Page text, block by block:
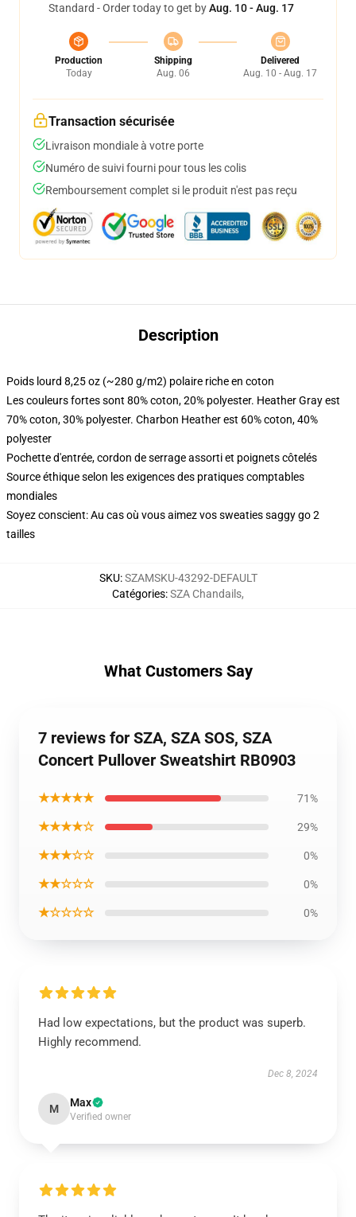
Standard - Order today to get byAug. 10 - Aug. 17
Production
Today
Shipping
Aug. 06
Delivered
Aug. 10 - Aug. 17
Transaction sécurisée
Livraison mondiale à votre porte
Numéro de suivi fourni pour tous les colis
Remboursement complet si le produit n'est pas reçu
Description
Poids lourd 8,25 oz (~280 g/m2) polaire riche en coton
Les couleurs fortes sont 80% coton, 20% polyester. Heather Gray est
70% coton, 30% polyester. Charbon Heather est 60% coton, 40%
polyester
Pochette d'entrée, cordon de serrage assorti et poignets côtelés
Source éthique selon les exigences des pratiques comptables
mondiales
Soyez conscient: Au cas où vous aimez vos sweaties saggy go 2
tailles
SKU:SZAMSKU-43292-DEFAULT
Catégories:SZA Chandails,
What Customers Say
7 reviews for SZA, SZA SOS, SZA
Concert Pullover Sweatshirt RB0903
★★★★★ 71%
★★★★☆ 29%
★★★☆☆ 0%
★★☆☆☆ 0%
★☆☆☆☆ 0%
Had low expectations, but the product was superb.
Highly recommend.
Dec 8, 2024
M Max
Verified owner